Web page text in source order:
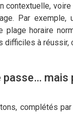
contextuelle,
Par exemple,
horaire
difficiles à
mais
complétés